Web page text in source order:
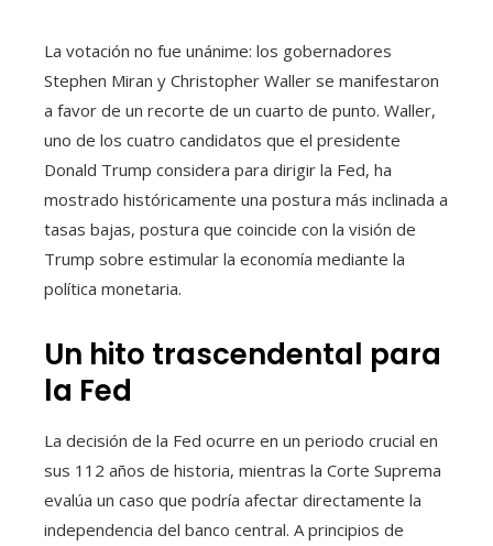
La votación no fue unánime: los gobernadores
Stephen Miran y Christopher Waller se manifestaron
a favor de un recorte de un cuarto de punto. Waller,
uno de los cuatro candidatos que el presidente
Donald Trump considera para dirigir la Fed, ha
mostrado históricamente una postura más inclinada a
tasas bajas, postura que coincide con la visión de
Trump sobre estimular la economía mediante la
política monetaria.
Un hito trascendental para
la Fed
La decisión de la Fed ocurre en un periodo crucial en
sus 112 años de historia, mientras la Corte Suprema
evalúa un caso que podría afectar directamente la
independencia del banco central. A principios de